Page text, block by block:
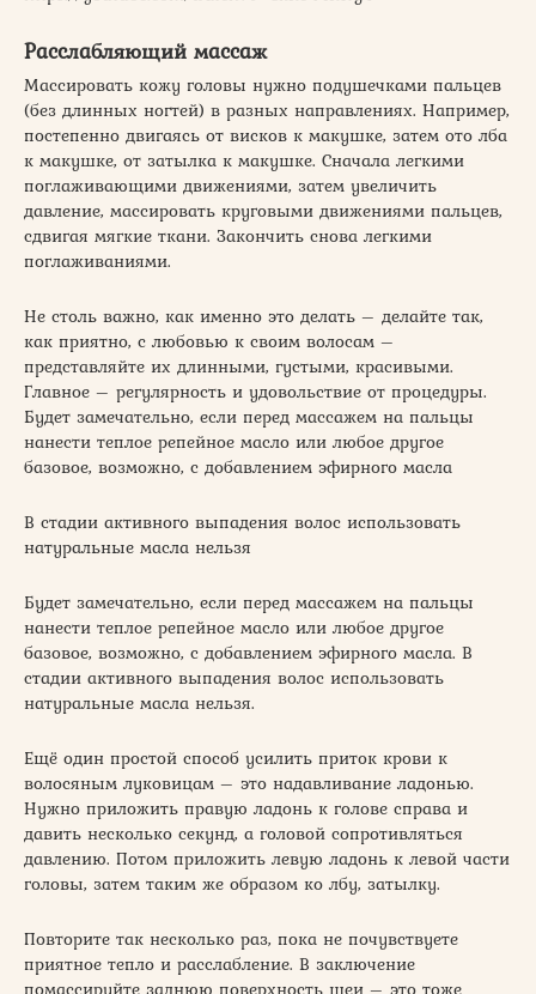
Расслабляющий массаж
Массировать кожу головы нужно подушечками пальцев
(без длинных ногтей) в разных направлениях. Например,
постепенно двигаясь от висков к макушке, затем ото лба
к макушке, от затылка к макушке. Сначала легкими
поглаживающими движениями, затем увеличить
давление, массировать круговыми движениями пальцев,
сдвигая мягкие ткани. Закончить снова легкими
поглаживаниями.
Не столь важно, как именно это делать – делайте так,
как приятно, с любовью к своим волосам –
представляйте их длинными, густыми, красивыми.
Главное – регулярность и удовольствие от процедуры.
Будет замечательно, если перед массажем на пальцы
нанести теплое репейное масло или любое другое
базовое, возможно, с добавлением эфирного масла
В стадии активного выпадения волос использовать
натуральные масла нельзя
Будет замечательно, если перед массажем на пальцы
нанести теплое репейное масло или любое другое
базовое, возможно, с добавлением эфирного масла. В
стадии активного выпадения волос использовать
натуральные масла нельзя.
Ещё один простой способ усилить приток крови к
волосяным луковицам – это надавливание ладонью.
Нужно приложить правую ладонь к голове справа и
давить несколько секунд, а головой сопротивляться
давлению. Потом приложить левую ладонь к левой части
головы, затем таким же образом ко лбу, затылку.
Повторите так несколько раз, пока не почувствуете
приятное тепло и расслабление. В заключение